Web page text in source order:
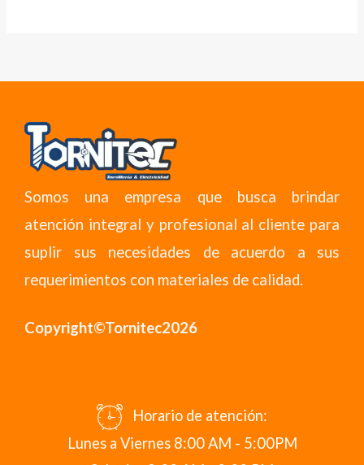
Somos una empresa que busca brindar
atención integral y profesional al cliente para
suplir sus necesidades de acuerdo a sus
requerimientos con materiales de calidad.
Copyright©Tornitec2026
Horario de atención:
Lunes a Viernes 8:00 AM - 5:00PM